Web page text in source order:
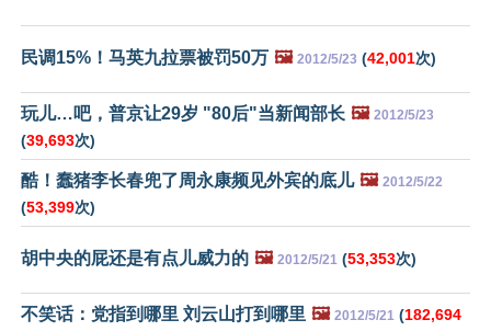
民调15%！马英九拉票被罚50万 🖼️ 2012/5/23 (42,001次)
玩儿…吧，普京让29岁 "80后"当新闻部长 🖼️ 2012/5/23
(39,693次)
酷！蠢猪李长春兜了周永康频见外宾的底儿 🖼️ 2012/5/22
(53,399次)
胡中央的屁还是有点儿威力的 🖼️ 2012/5/21 (53,353次)
不笑话：党指到哪里 刘云山打到哪里 🖼️ 2012/5/21 (182,694